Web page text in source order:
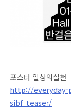
포스터 일상의실천
http://everyday-
sibf_teaser/